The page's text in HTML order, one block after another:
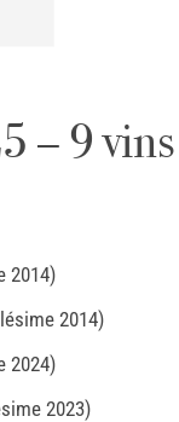
– 9 vins
2014)
2014)
2024)
2023)